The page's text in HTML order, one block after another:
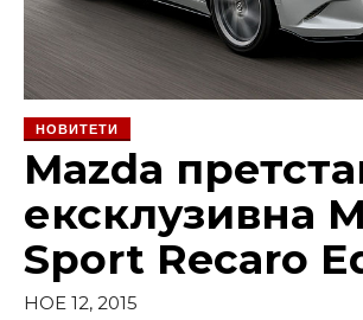
НОВИТЕТИ
Mazda
ексклузивна
Sport Recaro
НОЕ 12, 2015